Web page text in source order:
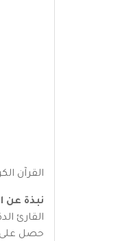
القرآن
نبذة عن
القارئ
حصل على